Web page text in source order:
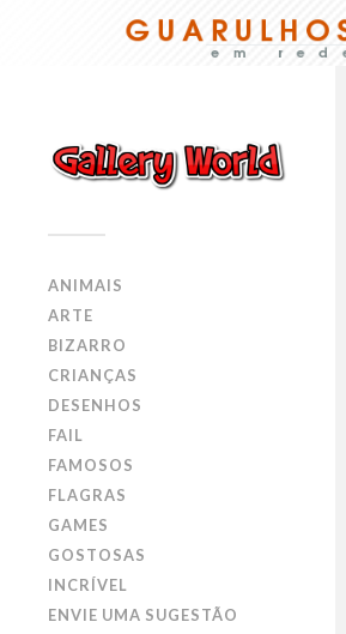
ANIMAIS
ARTE
BIZARRO
CRIANÇAS
DESENHOS
FAIL
FAMOSOS
FLAGRAS
GAMES
GOSTOSAS
INCRÍVEL
ENVIE UMA SUGESTÃO